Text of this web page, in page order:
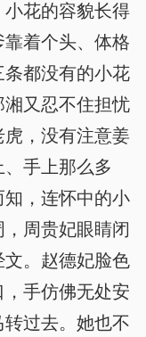
花的容貌长得
着个头、体格
都没有的小花
湘又忍不住担忧
，没有注意姜
手上那么多
知，连怀中的小
周贵妃眼睛闭
。赵德妃脸色
手仿佛无处安
过去。她也不